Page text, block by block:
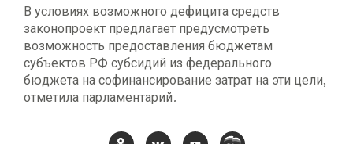
В условиях возможного дефицита средств
законопроект предлагает предусмотреть
возможность предоставления бюджетам
субъектов РФ субсидий из федерального
бюджета на софинансирование затрат на эти цели,
отметила парламентарий.